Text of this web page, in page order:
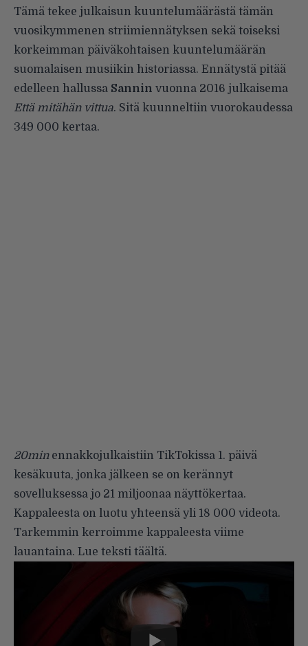
Tämä tekee julkaisun kuuntelumäärästä tämän
vuosikymmenen striimiennätyksen sekä toiseksi
korkeimman päiväkohtaisen kuuntelumäärän
suomalaisen musiikin historiassa. Ennätystä pitää
edelleen hallussa Sannin vuonna 2016 julkaisema
Että mitähän vittua. Sitä kuunneltiin vuorokaudessa
349 000 kertaa.
20min ennakkojulkaistiin TikTokissa 1. päivä
kesäkuuta, jonka jälkeen se on kerännyt
sovelluksessa jo 21 miljoonaa näyttökertaa.
Kappaleesta on luotu yhteensä yli 18 000 videota.
Tarkemmin kerroimme kappaleesta viime
lauantaina. Lue teksti täältä.